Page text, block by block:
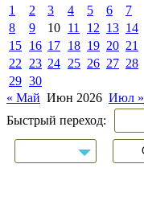
1
2 3 4 5 6
7
8
9 10 11 12 13 14
15 16 17 18 19 20 21
22
23 24 25 26 27 28
29 30
« Май Июн 2026 Июл »
Быстрый переход: